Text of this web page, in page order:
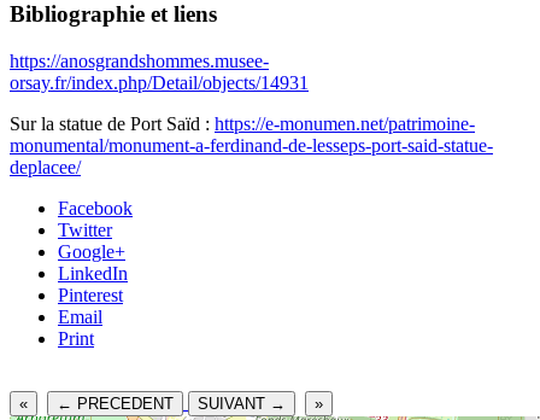
Bibliographie et liens
https://anosgrandshommes.musee-
orsay.fr/index.php/Detail/objects/14931
Sur la statue de Port Saïd : https://e-monumen.net/patrimoine-
monumental/monument-a-ferdinand-de-lesseps-port-said-statue-
deplacee/
Facebook
Twitter
Google+
LinkedIn
Pinterest
Email
Print
« ← PRECEDENT SUIVANT → »